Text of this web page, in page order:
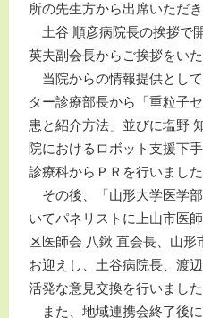
所の先生方から出席いただき
土谷 順彦病院長の挨拶で
英夫副会長からご挨拶をいた
当院からの情報提供とし
ター診療部長から「重粒子
患と紹介方法」並びに塩野
院におけるロボット支援下
診療科からＰＲを行いました
その後、「山形大学医学
いてパネリストに上山市医
区医師会 八鍬 直会長、山
お迎えし、土谷病院長、渡
活発な意見交換を行いました
また、地域連携会終了後